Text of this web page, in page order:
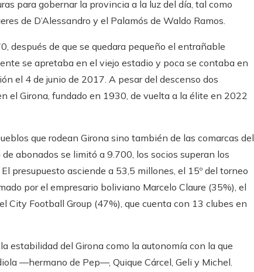
para gobernar la provincia a la luz del día, tal como
de D’Alessandro y el Palamós de Waldo Ramos.
después de que se quedara pequeño el entrañable
se apretaba en el viejo estadio y poca se contaba en
el 4 de junio de 2017. A pesar del descenso dos
el Girona, fundado en 1930, de vuelta a la élite en 2022
que rodean Girona sino también de las comarcas del
abonados se limitó a 9.700, los socios superan los
presupuesto asciende a 53,5 millones, el 15º del torneo
por el empresario boliviano Marcelo Claure (35%), el
City Football Group (47%), que cuenta con 13 clubes en
estabilidad del Girona como la autonomía con la que
—hermano de Pep—, Quique Cárcel, Geli y Michel.